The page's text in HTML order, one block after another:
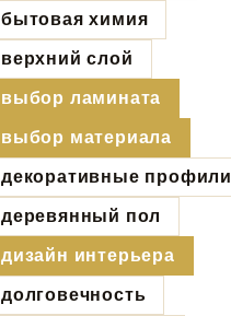
бытовая химия
верхний слой
выбор ламината
выбор материала
декоративные профили
деревянный пол
дизайн интерьера
долговечность